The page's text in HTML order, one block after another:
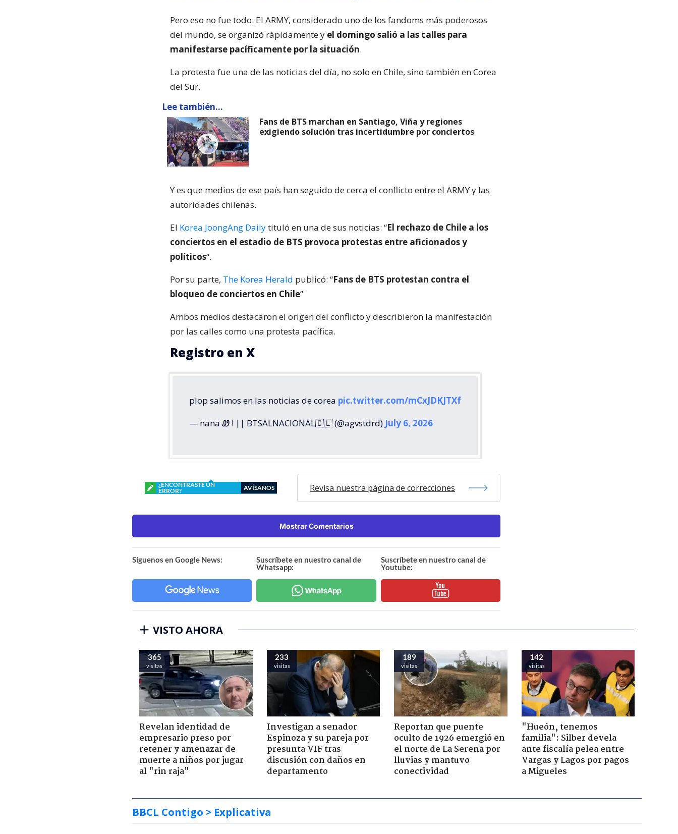
Pero eso no fue todo. El ARMY, considerado uno de los fandoms más poderosos
del mundo, se organizó rápidamente y el domingo salió a las calles para
manifestarse pacíficamente por la situación.
La protesta fue una de las noticias del día, no solo en Chile, sino también en Corea
del Sur.
Lee también...
Fans de BTS marchan en Santiago, Viña y regiones
exigiendo solución tras incertidumbre por conciertos
Y es que medios de ese país han seguido de cerca el conflicto entre el ARMY y las
autoridades chilenas.
El Korea JoongAng Dailytituló en una de sus noticias: “El rechazo de Chile a los
conciertos en el estadio de BTS provoca protestas entre aficionados y
políticos“.
Por su parte, The Korea Herald publicó: “Fans de BTS protestan contra el
bloqueo de conciertos en Chile”
Ambos medios destacaron el origen del conflicto y describieron la manifestación
por las calles como una protesta pacífica.
Registro en X
plop salimos en las noticias de corea pic.twitter.com/mCxJDKJTXf
— nana Ꮺ ! || BTSALNACIONAL🇨🇱 (@agvstdrd) July 6, 2026
¿ENCONTRASTE UN
ERROR?
AVÍSANOS Revisa nuestra página de correcciones
Mostrar Comentarios
Síguenos en Google News:
Suscríbete en nuestro canal de
Whatsapp:
Suscríbete en nuestro canal de
Youtube:
VISTO AHORA
365
visitas
Revelan identidad de
empresario preso por
retener y amenazar de
muerte a niños por jugar
al "rin raja"
233
visitas
Investigan a senador
Espinoza y su pareja por
presunta VIF tras
discusión con daños en
departamento
189
visitas
Reportan que puente
oculto de 1926 emergió en
el norte de La Serena por
lluvias y mantuvo
conectividad
142
visitas
"Hueón, tenemos
familia": Silber devela
ante fiscalía pelea entre
Vargas y Lagos por pagos
a Migueles
BBCL Contigo > Explicativa